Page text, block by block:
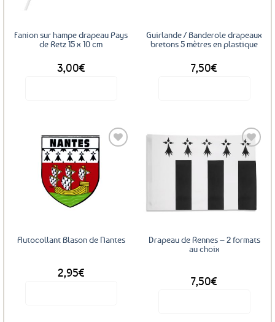
Fanion sur hampe drapeau Pays
de Retz 15 x 10 cm
3,00€
Guirlande / Banderole drapeaux
bretons 5 mètres en plastique
7,50€
Autocollant Blason de Nantes
2,95€
Ajouter
Drapeau de Rennes – 2 formats
au choix
7,50€